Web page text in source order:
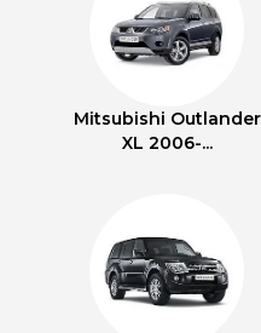
Mitsubishi Outlander
XL 2006-...